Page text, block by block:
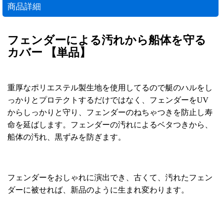
商品詳細
フェンダーによる汚れから船体を守る
カバー 【単品】
重厚なポリエステル製生地を使用してるので艇のハルをし
っかりとプロテクトするだけではなく、フェンダーをUV
からしっかりと守り、フェンダーのねちゃつきを防止し寿
命を延ばします。フェンダーの汚れによるベタつきから、
船体の汚れ、黒ずみを防ぎます。
フェンダーをおしゃれに演出でき、古くて、汚れたフェン
ダーに被せれば、新品のように生まれ変わります。